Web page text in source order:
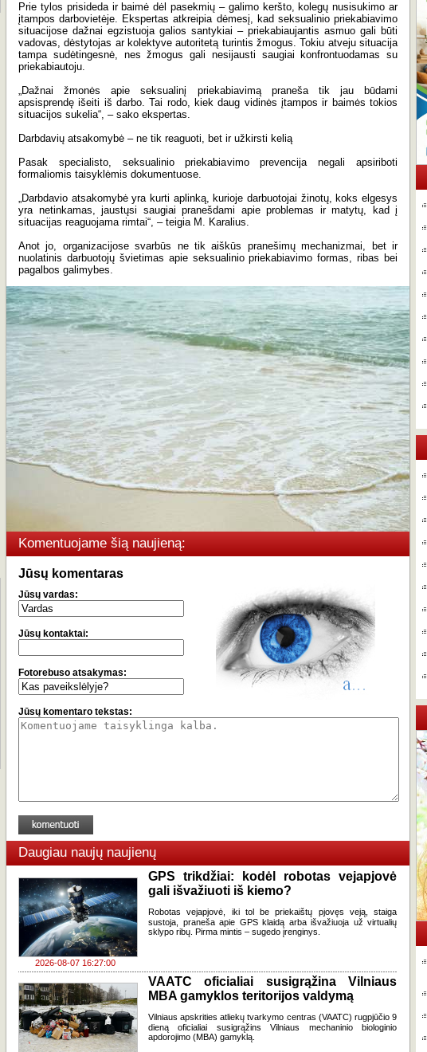
Prie tylos prisideda ir baimė dėl pasekmių – galimo keršto, kolegų nusisukimo ar
įtampos darbovietėje. Ekspertas atkreipia dėmesį, kad seksualinio priekabiavimo
situacijose dažnai egzistuoja galios santykiai – priekabiaujantis asmuo gali būti
vadovas, dėstytojas ar kolektyve autoritetą turintis žmogus. Tokiu atveju situacija
tampa sudėtingesnė, nes žmogus gali nesijausti saugiai konfrontuodamas su
priekabiautoju.
„Dažnai žmonės apie seksualinį priekabiavimą praneša tik jau būdami
apsisprendę išeiti iš darbo. Tai rodo, kiek daug vidinės įtampos ir baimės tokios
situacijos sukelia“, – sako ekspertas.
Darbdavių atsakomybė – ne tik reaguoti, bet ir užkirsti kelią
Pasak specialisto, seksualinio priekabiavimo prevencija negali apsiriboti
formaliomis taisyklėmis dokumentuose.
„Darbdavio atsakomybė yra kurti aplinką, kurioje darbuotojai žinotų, koks elgesys
yra netinkamas, jaustųsi saugiai pranešdami apie problemas ir matytų, kad į
situacijas reaguojama rimtai“, – teigia M. Karalius.
Anot jo, organizacijose svarbūs ne tik aiškūs pranešimų mechanizmai, bet ir
nuolatinis darbuotojų švietimas apie seksualinio priekabiavimo formas, ribas bei
pagalbos galimybes.
Komentuojame šią naujieną:
Jūsų komentaras
Jūsų vardas:
Jūsų kontaktai:
Fotorebuso atsakymas:
Jūsų komentaro tekstas:
Daugiau naujų naujienų
2026-08-07 16:27:00
GPS trikdžiai: kodėl robotas vejapjovė
gali išvažiuoti iš kiemo?
Robotas vejapjovė, iki tol be priekaištų pjovęs veją, staiga
sustoja, praneša apie GPS klaidą arba išvažiuoja už virtualių
sklypo ribų. Pirma mintis – sugedo įrenginys.
VAATC oficialiai susigrąžina Vilniaus
MBA gamyklos teritorijos valdymą
Vilniaus apskrities atliekų tvarkymo centras (VAATC) rugpjūčio 9
dieną oficialiai susigrąžins Vilniaus mechaninio biologinio
apdorojimo (MBA) gamyklą.